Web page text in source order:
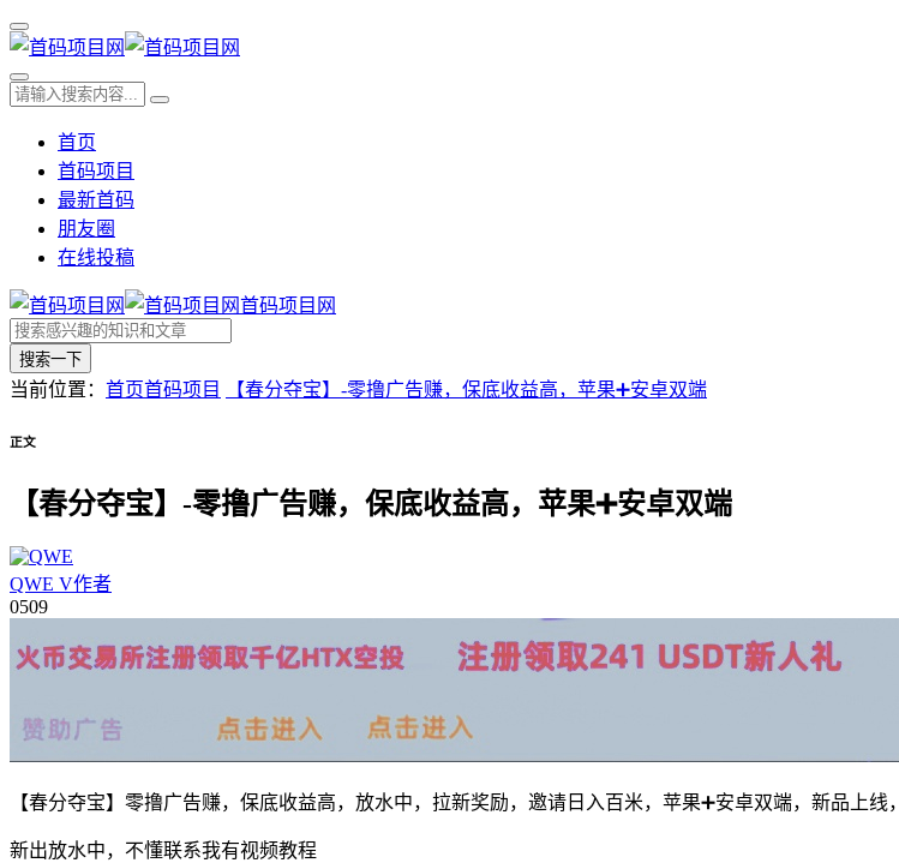
首页
首码项目
最新首码
朋友圈
在线投稿
首码项目网
搜索一下
当前位置： 首页首码项目 【春分夺宝】-零撸广告赚，保底收益高，苹果➕安卓双端
正文
【春分夺宝】-零撸广告赚，保底收益高，苹果➕安卓双端
QWE V作者
0509
【春分夺宝】零撸广告赚，保底收益高，放水中，拉新奖励，邀请日入百米，苹果➕安卓双端，新品上线，
新出放水中，不懂联系我有视频教程